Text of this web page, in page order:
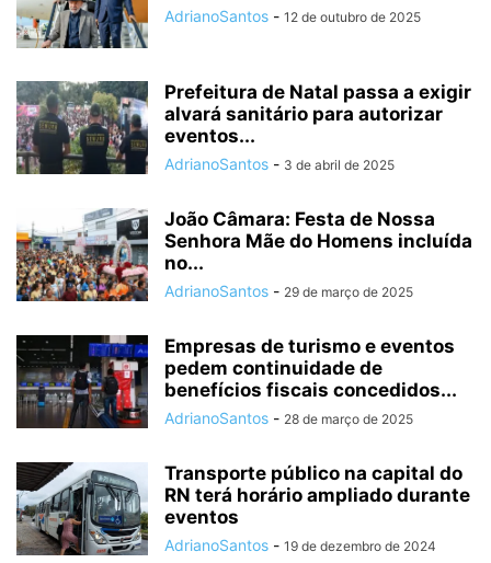
AdrianoSantos - 12 de outubro de 2025
Prefeitura de Natal passa a exigir
alvará sanitário para autorizar
eventos...
AdrianoSantos - 3 de abril de 2025
João Câmara: Festa de Nossa
Senhora Mãe do Homens incluída
no...
AdrianoSantos - 29 de março de 2025
Empresas de turismo e eventos
pedem continuidade de
benefícios fiscais concedidos...
AdrianoSantos - 28 de março de 2025
Transporte público na capital do
RN terá horário ampliado durante
eventos
AdrianoSantos - 19 de dezembro de 2024